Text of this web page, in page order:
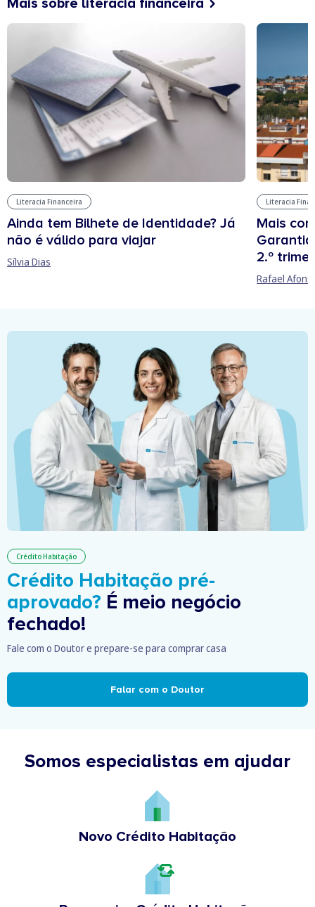
Mais sobre literacia financeira
Literacia Financeira
Ainda tem Bilhete de Identidade? Já
não é válido para viajar
Sílvia Dias
Literacia
Mais
2.º
Rafael
Crédito Habitação
Crédito Habitação pré-
aprovado? É meio negócio
fechado!
Fale com o Doutor e prepare-se para comprar casa
Falar com o Doutor
Somos especialistas em ajudar
Novo Crédito Habitação